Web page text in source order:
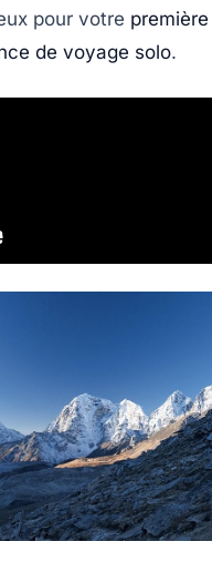
pour votre
de voyage solo.